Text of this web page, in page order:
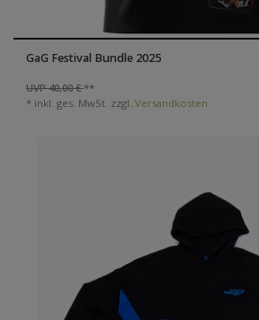
GaG Festival Bundle 2025
UVP 40,00 €
* inkl. ges. MwSt. zzgl. Versandkosten